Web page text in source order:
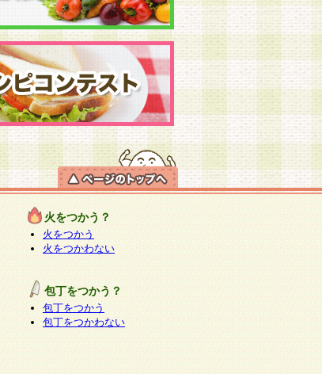
火をつかう？
火をつかう
火をつかわない
包丁をつかう？
包丁をつかう
包丁をつかわない